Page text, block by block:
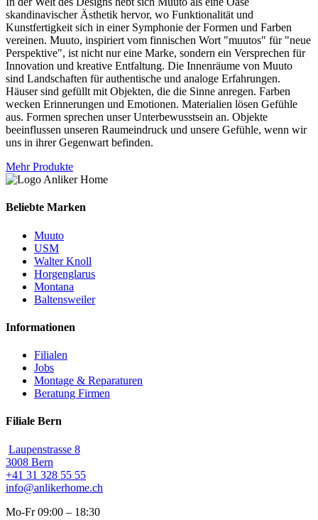
skandinavischer Ästhetik hervor, wo Funktionalität und
Kunstfertigkeit sich in einer Symphonie der Formen und Farben
vereinen. Muuto, inspiriert vom finnischen Wort "muutos" für "neue
Perspektive", ist nicht nur eine Marke, sondern ein Versprechen für
Innovation und kreative Entfaltung. Die Innenräume von Muuto
sind Landschaften für authentische und analoge Erfahrungen.
Häuser sind gefüllt mit Objekten, die die Sinne anregen. Farben
wecken Erinnerungen und Emotionen. Materialien lösen Gefühle
aus. Formen sprechen unser Unterbewusstsein an. Objekte
beeinflussen unseren Raumeindruck und unsere Gefühle, wenn wir
uns in ihrer Gegenwart befinden.
Mehr Produkte
Beliebte Marken
Muuto
USM
Walter Knoll
Horgenglarus
Montana
Baltensweiler
Informationen
Filialen
Jobs
Montage & Reparaturen
Beratung Firmen
Filiale Bern
Laupenstrasse 8
3008 Bern
+41 31 328 55 55
info@anlikerhome.ch
Mo-Fr 09:00 – 18:30